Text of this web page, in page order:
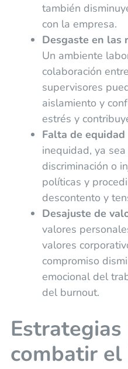
también
con la empresa.
Desgaste en las
Un ambiente
colaboración
supervisores
aislamiento y
estrés y
Falta de equidad
inequidad, ya
discriminación o
políticas y
descontento y
Desajuste de
valores
valores
compromiso
emocional del
del burnout.
Estrategias
combatir